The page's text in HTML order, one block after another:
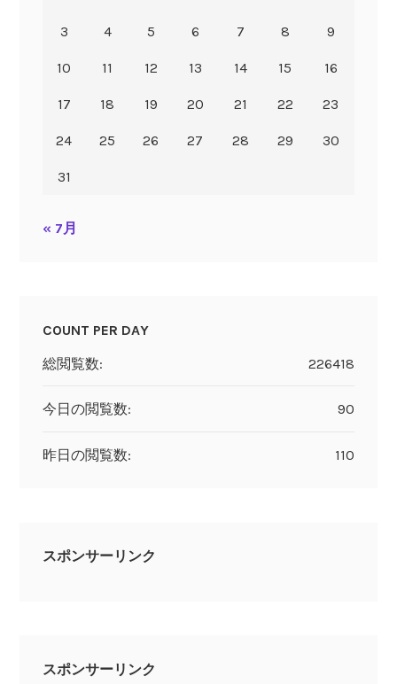
3 4 5 6 7 8 9
10 11 12 13 14 15 16
17 18 19 20 21 22 23
24 25 26 27 28 29 30
31
« 7月
COUNT PER DAY
226418
総閲覧数:
90
今日の閲覧数:
110
昨日の閲覧数:
スポンサーリンク
スポンサーリンク